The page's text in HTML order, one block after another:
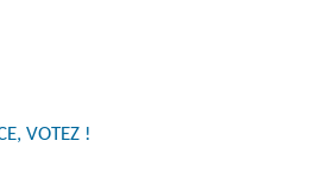
VOTEZ !